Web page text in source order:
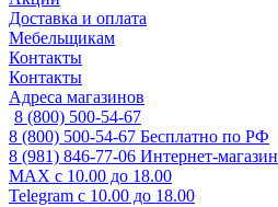
Доставка и оплата
Мебельщикам
Контакты
Контакты
Адреса магазинов
8 (800) 500-54-67
8 (800) 500-54-67 Бесплатно по РФ
8 (981) 846-77-06 Интернет-магазин
MAX с 10.00 до 18.00
Telegram с 10.00 до 18.00